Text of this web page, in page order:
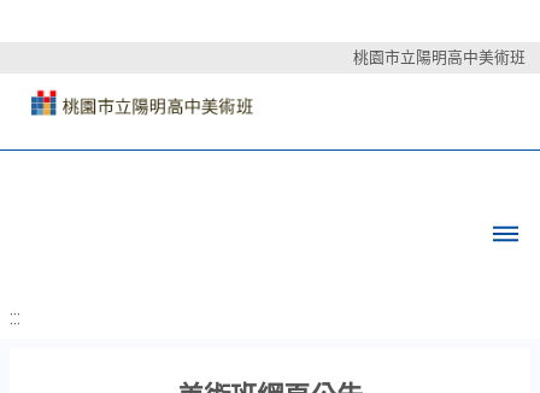
桃園市立陽明高中美術班
:::